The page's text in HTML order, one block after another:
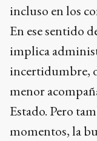
incluso en los
En ese sentido
implica
incertidumbre,
menor
Estado. Pero
momentos, la